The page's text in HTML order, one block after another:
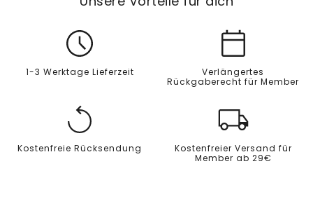
1-3 Werktage Lieferzeit
Verlängertes
Rückgaberecht für Member
Kostenfreie Rücksendung
Kostenfreier Versand für
Member ab 29€